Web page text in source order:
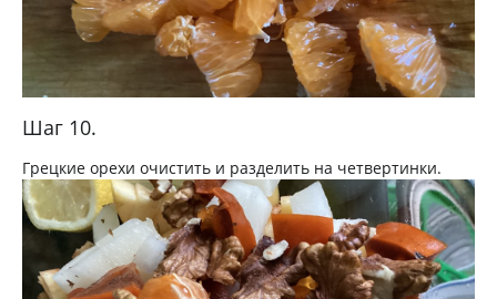
Шаг 10.
Грецкие орехи очистить и разделить на четвертинки.